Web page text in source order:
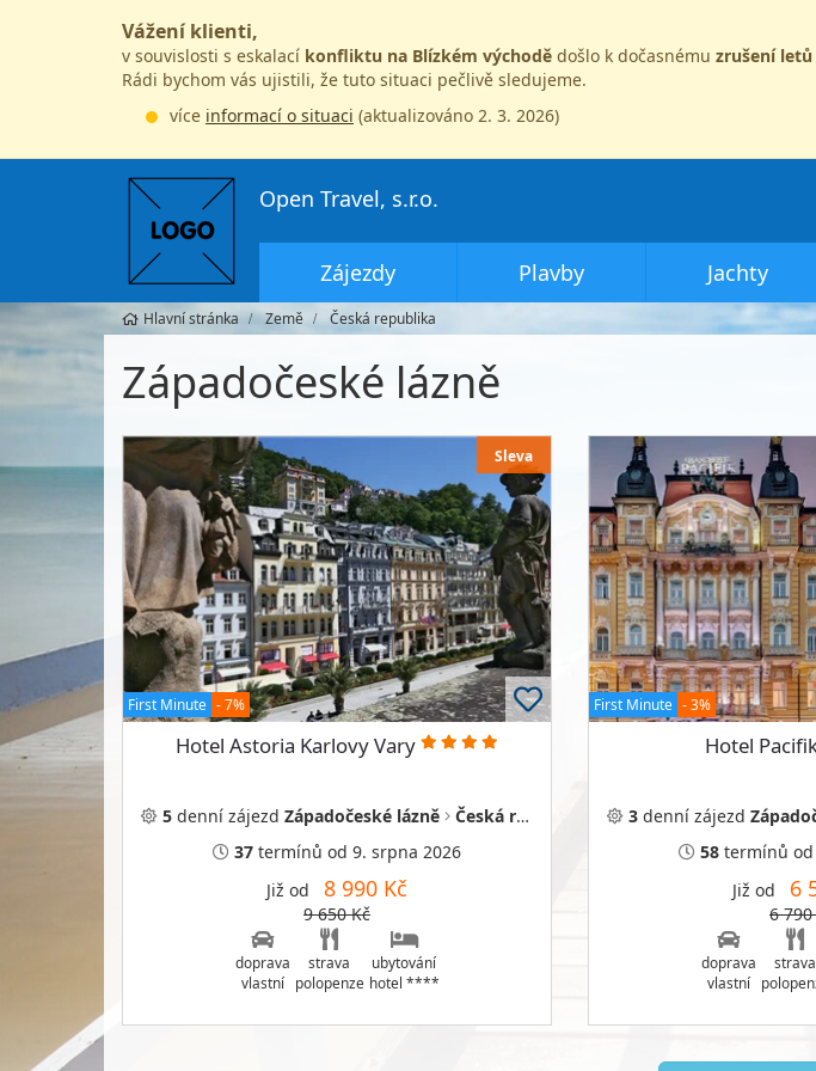
Vážení klienti,
v souvislosti s eskalací konfliktu na Blízkém východě došlo k dočasnému zrušení
Rádi bychom vás ujistili, že tuto situaci pečlivě sledujeme.
více informací o situaci (aktualizováno 2. 3. 2026)
Open Travel, s.r.o.
Zájezdy Plavby Jachty
Hlavní stránka Země Česká republika
Západočeské lázně
Sleva
First Minute - 7%
Hotel Astoria Karlovy Vary
5 denní zájezd Západočeské lázně
Česká republika
37 termínů od 9. srpna 2026
Již od 8 990 Kč
9 650 Kč
doprava
vlastní
strava
polopenze
ubytování
hotel ****
First Minute - 3%
Hotel
3 denní zájezd
58 termínů
Již od 6
6 790
doprava
vlastní
strava